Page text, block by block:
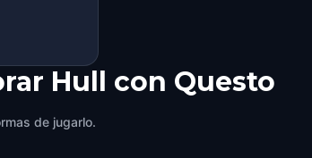
Hull con Questo
de jugarlo.